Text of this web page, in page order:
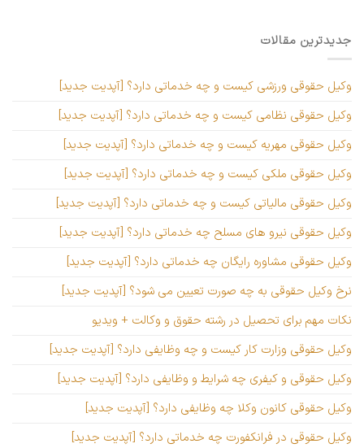
جدیدترین مقالات
وکیل حقوقی ورزشی کیست و چه خدماتی دارد؟ [آپدیت جدید]
وکیل حقوقی نظامی کیست و چه خدماتی دارد؟ [آپدیت جدید]
وکیل حقوقی مهریه کیست و چه خدماتی دارد؟ [آپدیت جدید]
وکیل حقوقی ملکی کیست و چه خدماتی دارد؟ [آپدیت جدید]
وکیل حقوقی مالیاتی کیست و چه خدماتی دارد؟ [آپدیت جدید]
وکیل حقوقی نیرو های مسلح چه خدماتی دارد؟ [آپدیت جدید]
وکیل حقوقی مشاوره رایگان چه خدماتی دارد؟ [آپدیت جدید]
نرخ وکیل حقوقی به چه صورت تعیین می شود؟ [آپدیت جدید]
نکات مهم برای تحصیل در رشته حقوق و وکالت + ویدیو
وکیل حقوقی وزارت کار کیست و چه وظایفی دارد؟ [آپدیت جدید]
وکیل حقوقی و کیفری چه شرایط و وظایفی دارد؟ [آپدیت جدید]
وکیل حقوقی کانون وکلا چه وظایفی دارد؟ [آپدیت جدید]
وکیل حقوقی در فرانکفورت چه خدماتی دارد؟ [آپدیت جدید]